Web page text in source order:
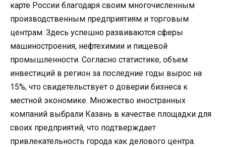
карте России благодаря своим многочисленным
производственным предприятиям и торговым
центрам. Здесь успешно развиваются сферы
машиностроения, нефтехимии и пищевой
промышленности. Согласно статистике, объем
инвестиций в регион за последние годы вырос на
15%, что свидетельствует о доверии бизнеса к
местной экономике. Множество иностранных
компаний выбрали Казань в качестве площадки для
своих предприятий, что подтверждает
привлекательность города как делового центра.